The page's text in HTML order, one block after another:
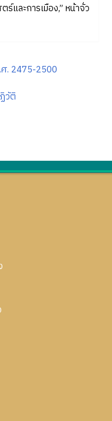
ร์และการเมือง,” หน้าจั่ว
. 2475-2500
วัติ